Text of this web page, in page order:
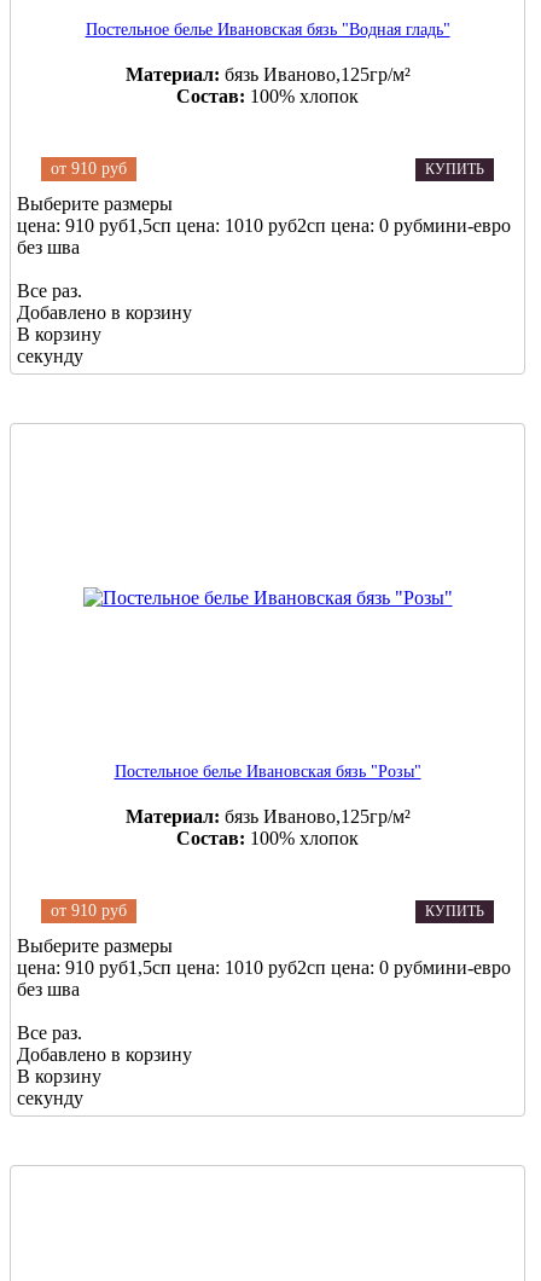
Постельное белье Ивановская бязь "Водная гладь"
Материал: бязь Иваново,125гр/м²
Состав: 100% хлопок
от 910 руб КУПИТЬ
Выберите размеры
цена: 910 руб1,5сп цена: 1010 руб2сп цена: 0 рубмини-евро
без шва
Все раз.
Добавлено в корзину
В корзину
секунду
Постельное белье Ивановская бязь "Розы"
Материал: бязь Иваново,125гр/м²
Состав: 100% хлопок
от 910 руб КУПИТЬ
Выберите размеры
цена: 910 руб1,5сп цена: 1010 руб2сп цена: 0 рубмини-евро
без шва
Все раз.
Добавлено в корзину
В корзину
секунду